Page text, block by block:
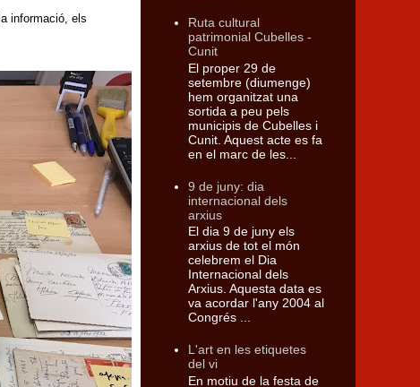
informació, els
Ruta cultural
patrimonial Cubelles -
Cunit
El proper 29 de
setembre (diumenge)
hem organitzat una
sortida a peu pels
municipis de Cubelles i
Cunit. Aquest acte es fa
en el marc de les...
9 de juny: dia
internacional dels
arxius
El dia 9 de juny els
arxius de tot el món
celebrem el Dia
Internacional dels
Arxius. Aquesta data es
va acordar l'any 2004 al
Congrés ...
L'art en les etiquetes
del vi
En motiu de la festa de